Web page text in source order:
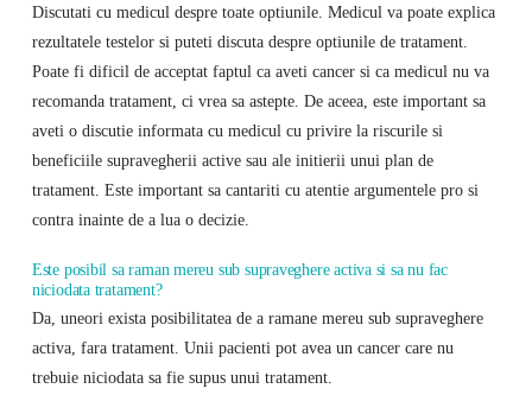
Discutati cu medicul despre toate optiunile. Medicul va poate explica
rezultatele testelor si puteti discuta despre optiunile de tratament.
Poate fi dificil de acceptat faptul ca aveti cancer si ca medicul nu va
recomanda tratament, ci vrea sa astepte. De aceea, este important sa
aveti o discutie informata cu medicul cu privire la riscurile si
beneficiile supravegherii active sau ale initierii unui plan de
tratament. Este important sa cantariti cu atentie argumentele pro si
contra inainte de a lua o decizie.
Este posibil sa raman mereu sub supraveghere activa si sa nu fac
niciodata tratament?
Da, uneori exista posibilitatea de a ramane mereu sub supraveghere
activa, fara tratament. Unii pacienti pot avea un cancer care nu
trebuie niciodata sa fie supus unui tratament.